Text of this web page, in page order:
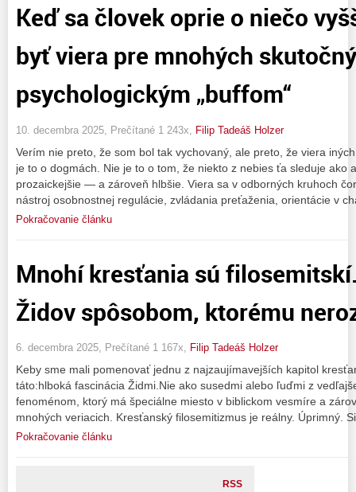
Keď sa človek oprie o niečo
byť viera pre mnohých
psychologickým „buffom“
10. decembra 2025, Prečítané 1 243x, Filip Tadeáš Holzer
Verím nie preto, že som bol tak vychovaný, ale preto, že viera
je to o dogmách. Nie je to o tom, že niekto z nebies ťa sleduje ako
prozaickejšie — a zároveň hlbšie. Viera sa v odborných kruhoch
nástroj osobnostnej regulácie, zvládania preťaženia, orientácie v
Pokračovanie článku
Mnohí kresťania sú
Židov spôsobom, ktorému
6. decembra 2025, Prečítané 1 167x, Filip Tadeáš Holzer
Keby sme mali pomenovať jednu z najzaujímavejších kapitol
táto:hlboká fascinácia Židmi.Nie ako susedmi alebo ľuďmi z
fenoménom, ktorý má špeciálne miesto v biblickom vesmíre a
mnohých veriacich. Kresťanský filosemitizmus je reálny. Úprimný.
Pokračovanie článku
RSS